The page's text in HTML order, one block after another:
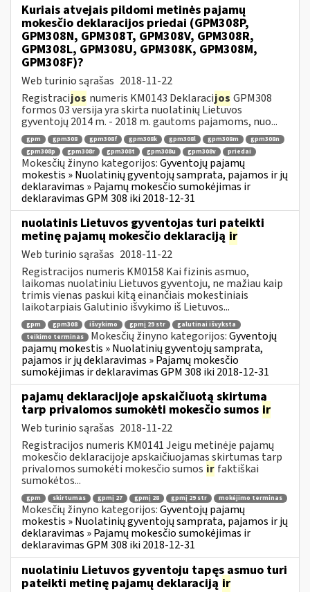
Kuriais atvejais pildomi metinės pajamų
mokesčio deklaracijos priedai (GPM308P,
GPM308N, GPM308T, GPM308V, GPM308R,
GPM308L, GPM308U, GPM308K, GPM308M,
GPM308F)?
Web turinio sąrašas 2018-11-22
Registracijos numeris KM0143 Deklaracijos GPM308
formos 03 versija yra skirta nuolatinių Lietuvos
gyventojų 2014 m. - 2018 m. gautoms pajamoms, nuo...
gpm gpm308 gpm308f gpm308k gpm308l gpm308m
gpm308n
gpm308p
gpm308r gpm308t gpm308u gpm308v priedai
Mokesčių žinyno kategorijos:Gyventojų pajamų
mokestis » Nuolatinių gyventojų samprata, pajamos ir jų
deklaravimas » Pajamų mokesčio sumokėjimas ir
deklaravimas GPM 308 iki 2018-12-31
nuolatinis Lietuvos gyventojas turi pateikti
metinę pajamų mokesčio deklaraciją ir
Web turinio sąrašas 2018-11-22
Registracijos numeris KM0158 Kai fizinis asmuo,
laikomas nuolatiniu Lietuvos gyventoju, ne mažiau kaip
trimis vienas paskui kitą einančiais mokestiniais
laikotarpiais Galutinio išvykimo iš Lietuvos...
gpm gpm308 išvykimo gpmį 29 str
galutinai išvyksta
teikimo terminas
Mokesčių žinyno kategorijos:Gyventojų
pajamų mokestis » Nuolatinių gyventojų samprata,
pajamos ir jų deklaravimas » Pajamų mokesčio
sumokėjimas ir deklaravimas GPM 308 iki 2018-12-31
pajamų deklaracijoje apskaičiuotą skirtumą
tarp privalomos sumokėti mokesčio sumos ir
Web turinio sąrašas 2018-11-22
Registracijos numeris KM0141 Jeigu metinėje pajamų
mokesčio deklaracijoje apskaičiuojamas skirtumas tarp
privalomos sumokėti mokesčio sumos ir faktiškai
sumokėtos...
gpm skirtumas gpmį 27 gpmį 28 gpmį 29 str mokėjimo terminas
Mokesčių žinyno kategorijos:Gyventojų pajamų
mokestis » Nuolatinių gyventojų samprata, pajamos ir jų
deklaravimas » Pajamų mokesčio sumokėjimas ir
deklaravimas GPM 308 iki 2018-12-31
nuolatiniu Lietuvos gyventoju tapęs asmuo turi
pateikti metinę pajamų deklaraciją ir